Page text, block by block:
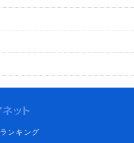
ランキング